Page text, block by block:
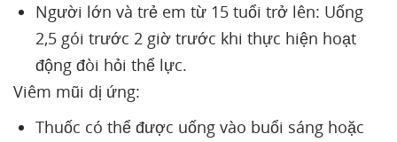
Người lớn và trẻ em từ 15 tuổi trở lên: Uống
2,5 gói trước 2 giờ trước khi thực hiện hoạt
động đòi hỏi thể lực.
Viêm mũi dị ứng:
Thuốc có thể được uống vào buổi sáng hoặc